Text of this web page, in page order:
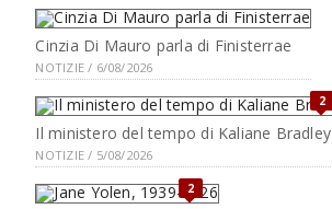
Cinzia Di Mauro parla di Finisterrae
NOTIZIE / 6/08/2026
2
Il ministero del tempo di Kaliane Bradley
NOTIZIE / 5/08/2026
2